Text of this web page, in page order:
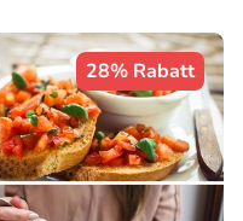
28% Rabatt